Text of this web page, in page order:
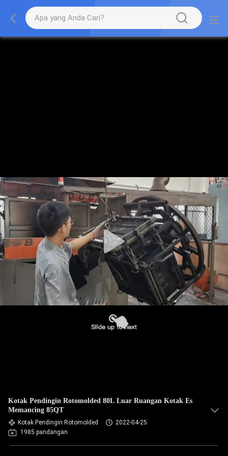
Kotak Pendingin Rotomolded 80L Luar Ruangan Kotak Es
Memancing 85QT
Kotak Pendingin Rotomolded
2022-04-25
1985 pandangan